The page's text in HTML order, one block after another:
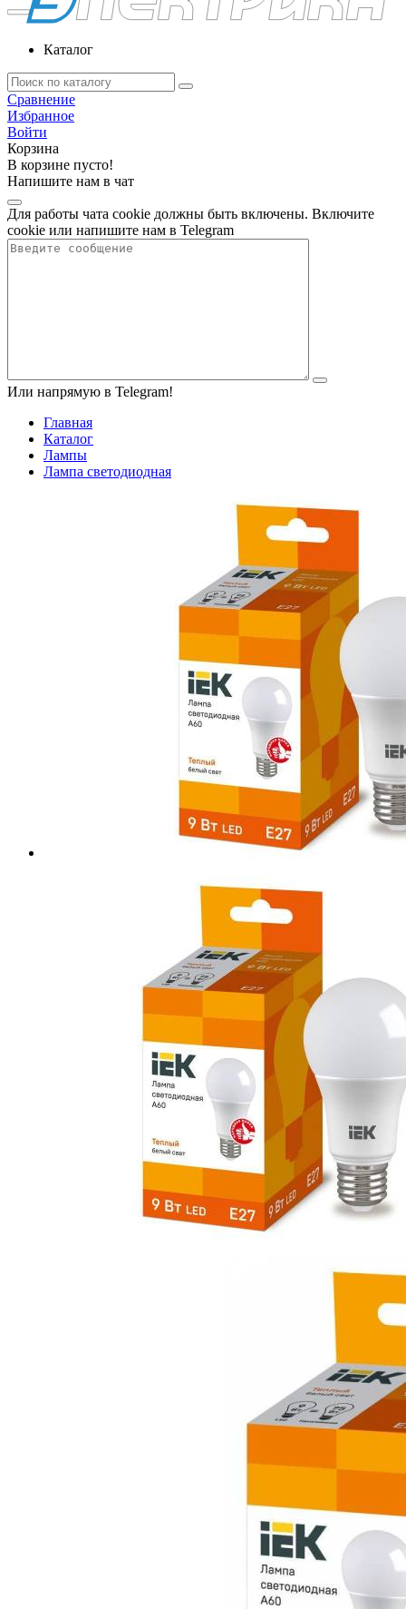
Каталог
Сравнение
Избранное
Войти
Корзина
В корзине пусто!
Напишите нам в чат
Для работы чата cookie должны быть включены. Включите
cookie или напишите нам в Telegram
Или напрямую в Telegram!
Главная
Каталог
Лампы
Лампа светодиодная